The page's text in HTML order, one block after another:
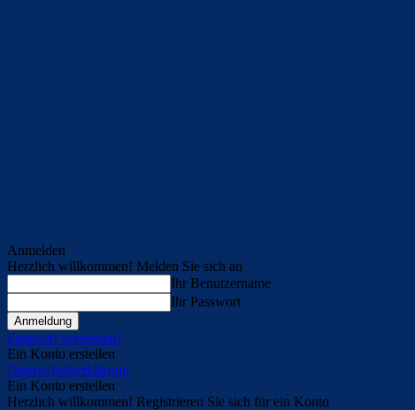
Anmelden
Herzlich willkommen! Melden Sie sich an
Ihr Benutzername
Ihr Passwort
Passwort vergessen?
Ein Konto erstellen
Datenschutzerklärung
Ein Konto erstellen
Herzlich willkommen! Registrieren Sie sich für ein Konto